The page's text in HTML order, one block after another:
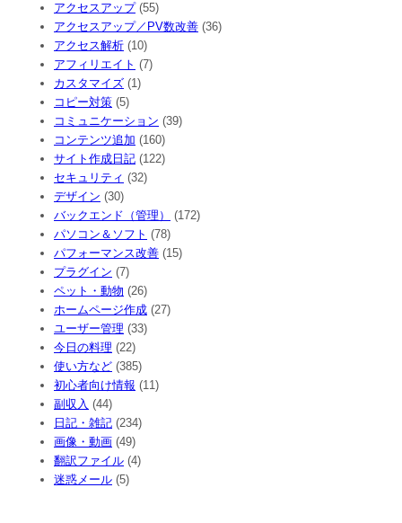
アクセスアップ(55)
アクセスアップ／PV数改善 (36)
アクセス解析 (10)
アフィリエイト (7)
カスタマイズ (1)
コピー対策 (5)
コミュニケーション (39)
コンテンツ追加 (160)
サイト作成日記 (122)
セキュリティ (32)
デザイン (30)
バックエンド（管理）
(172)
パソコン＆ソフト (78)
パフォーマンス改善 (15)
プラグイン (7)
ペット・動物 (26)
ホームページ作成 (27)
ユーザー管理 (33)
今日の料理 (22)
使い方など (385)
初心者向け情報 (11)
副収入 (44)
日記・雑記 (234)
画像・動画 (49)
翻訳ファイル (4)
迷惑メール (5)